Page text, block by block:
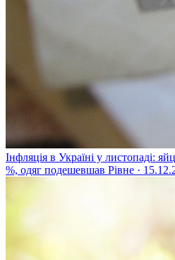
Інфляція в Україні у листопаді:
%, одяг подешевшав Рівне ·